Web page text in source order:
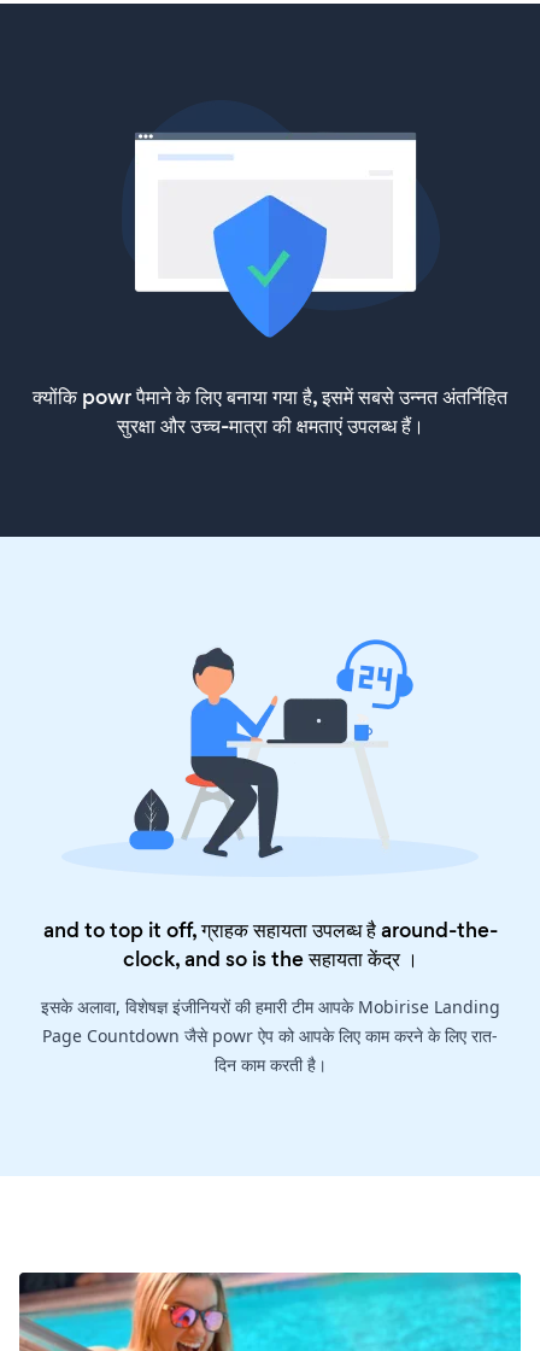
क्योंकि powr पैमाने के लिए बनाया गया है, इसमें सबसे उन्नत अंतर्निहित
सुरक्षा और उच्च-मात्रा की क्षमताएं उपलब्ध हैं।
and to top it off, ग्राहक सहायता उपलब्ध है around-the-
clock, and so is theसहायता केंद्र।
इसके अलावा, विशेषज्ञ इंजीनियरों की हमारी टीम आपके Mobirise Landing
Page Countdown जैसे powr ऐप को आपके लिए काम करने के लिए रात-
दिन काम करती है।